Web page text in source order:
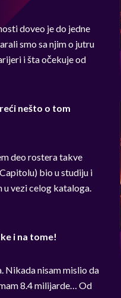
doveo je do jedne
smo sa njim o jutru
i šta očekuje od
nešto o tom
deo rostera takve
bio u studiju i
u vezi celog kataloga.
i na tome!
Nikada nisam mislio da
8.4 milijarde… Od